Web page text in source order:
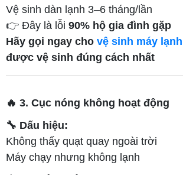
Vệ sinh dàn lạnh 3–6 tháng/lần
👉 Đây là lỗi 90% hộ gia đình gặp
Hãy gọi ngay cho vệ sinh máy
được vệ sinh đúng cách nhất
🔥 3. Cục nóng không hoạt động
🔧 Dấu hiệu:
Không thấy quạt quay ngoài trời
Máy chạy nhưng không lạnh